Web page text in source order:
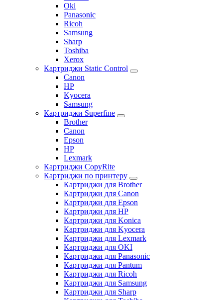
Oki
Panasonic
Ricoh
Samsung
Sharp
Toshiba
Xerox
Картриджи Static Control
Canon
HP
Kyocera
Samsung
Картриджи Superfine
Brother
Canon
Epson
HP
Lexmark
Картриджи CopyRite
Картриджи по принтеру
Картриджи для Brother
Картриджи для Canon
Картриджи для Epson
Картриджи для HP
Картриджи для Konica
Картриджи для Kyocera
Картриджи для Lexmark
Картриджи для OKI
Картриджи для Panasonic
Картриджи для Pantum
Картриджи для Ricoh
Картриджи для Samsung
Картриджи для Sharp